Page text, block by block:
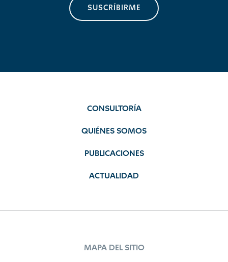
SUSCRÍBIRME
CONSULTORÍA
QUIÉNES SOMOS
PUBLICACIONES
ACTUALIDAD
MAPA DEL SITIO